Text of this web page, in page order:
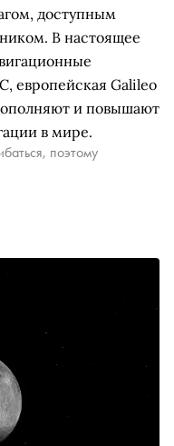
доступным
В настоящее
европейская Galileo
и повышают
в мире.
поэтому